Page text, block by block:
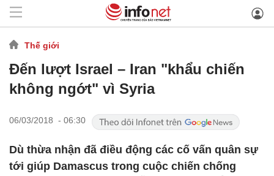
Thế giới
Đến lượt Israel – Iran "khẩu chiến
không ngớt" vì Syria
06/03/2018 - 06:30
Dù thừa nhận đã điều động các cố vấn quân sự
tới giúp Damascus trong cuộc chiến chống